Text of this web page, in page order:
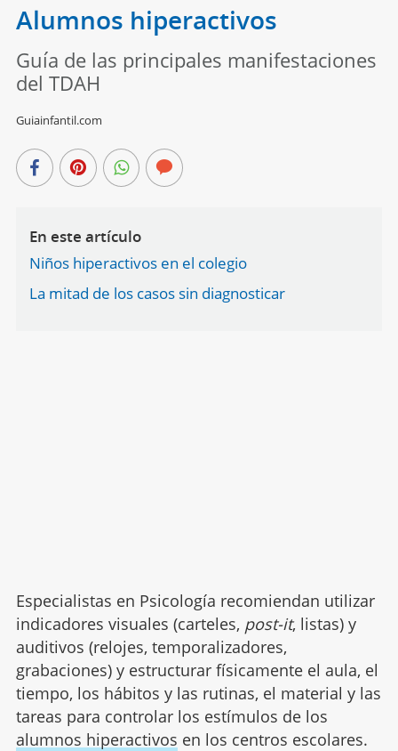
Alumnos hiperactivos
Guía de las principales manifestaciones
del TDAH
Guiainfantil.com
En este artículo
Niños hiperactivos en el colegio
La mitad de los casos sin diagnosticar
Especialistas en Psicología recomiendan utilizar
indicadores visuales (carteles, post-it, listas) y
auditivos (relojes, temporalizadores,
grabaciones) y estructurar físicamente el aula, el
tiempo, los hábitos y las rutinas, el material y las
tareas para controlar los estímulos de los
alumnos hiperactivos en los centros escolares.